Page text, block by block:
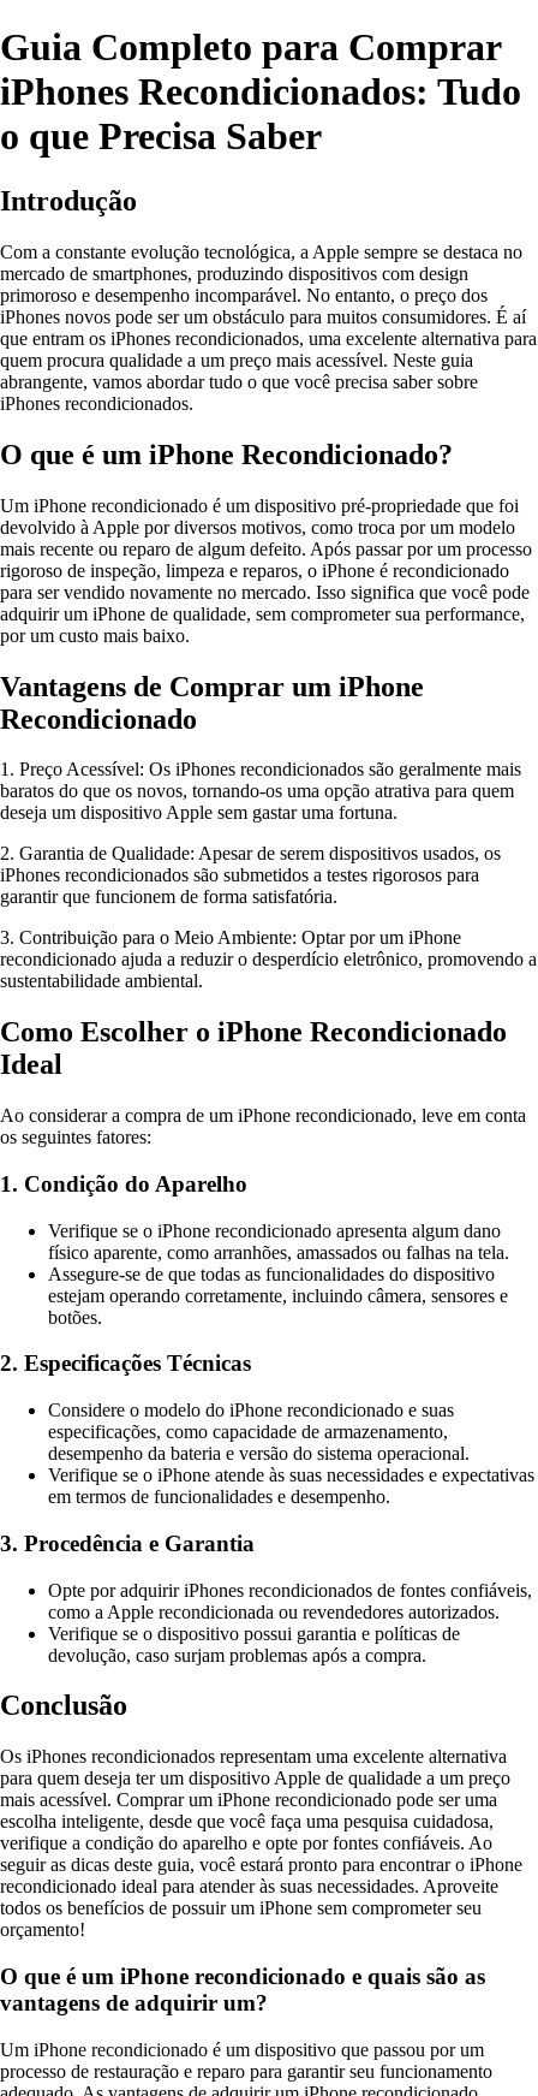
Guia Completo para Comprar
iPhones Recondicionados: Tudo
o que Precisa Saber
Introdução
Com a constante evolução tecnológica, a Apple sempre se destaca no
mercado de smartphones, produzindo dispositivos com design
primoroso e desempenho incomparável. No entanto, o preço dos
iPhones novos pode ser um obstáculo para muitos consumidores. É aí
que entram os iPhones recondicionados, uma excelente alternativa para
quem procura qualidade a um preço mais acessível. Neste guia
abrangente, vamos abordar tudo o que você precisa saber sobre
iPhones recondicionados.
O que é um iPhone Recondicionado?
Um iPhone recondicionado é um dispositivo pré-propriedade que foi
devolvido à Apple por diversos motivos, como troca por um modelo
mais recente ou reparo de algum defeito. Após passar por um processo
rigoroso de inspeção, limpeza e reparos, o iPhone é recondicionado
para ser vendido novamente no mercado. Isso significa que você pode
adquirir um iPhone de qualidade, sem comprometer sua performance,
por um custo mais baixo.
Vantagens de Comprar um iPhone
Recondicionado
1. Preço Acessível: Os iPhones recondicionados são geralmente mais
baratos do que os novos, tornando-os uma opção atrativa para quem
deseja um dispositivo Apple sem gastar uma fortuna.
2. Garantia de Qualidade: Apesar de serem dispositivos usados, os
iPhones recondicionados são submetidos a testes rigorosos para
garantir que funcionem de forma satisfatória.
3. Contribuição para o Meio Ambiente: Optar por um iPhone
recondicionado ajuda a reduzir o desperdício eletrônico, promovendo a
sustentabilidade ambiental.
Como Escolher o iPhone Recondicionado
Ideal
Ao considerar a compra de um iPhone recondicionado, leve em conta
os seguintes fatores:
1. Condição do Aparelho
Verifique se o iPhone recondicionado apresenta algum dano
físico aparente, como arranhões, amassados ou falhas na tela.
Assegure-se de que todas as funcionalidades do dispositivo
estejam operando corretamente, incluindo câmera, sensores e
botões.
2. Especificações Técnicas
Considere o modelo do iPhone recondicionado e suas
especificações, como capacidade de armazenamento,
desempenho da bateria e versão do sistema operacional.
Verifique se o iPhone atende às suas necessidades e expectativas
em termos de funcionalidades e desempenho.
3. Procedência e Garantia
Opte por adquirir iPhones recondicionados de fontes confiáveis,
como a Apple recondicionada ou revendedores autorizados.
Verifique se o dispositivo possui garantia e políticas de
devolução, caso surjam problemas após a compra.
Conclusão
Os iPhones recondicionados representam uma excelente alternativa
para quem deseja ter um dispositivo Apple de qualidade a um preço
mais acessível. Comprar um iPhone recondicionado pode ser uma
escolha inteligente, desde que você faça uma pesquisa cuidadosa,
verifique a condição do aparelho e opte por fontes confiáveis. Ao
seguir as dicas deste guia, você estará pronto para encontrar o iPhone
recondicionado ideal para atender às suas necessidades. Aproveite
todos os benefícios de possuir um iPhone sem comprometer seu
orçamento!
O que é um iPhone recondicionado e quais são as
vantagens de adquirir um?
Um iPhone recondicionado é um dispositivo que passou por um
processo de restauração e reparo para garantir seu funcionamento